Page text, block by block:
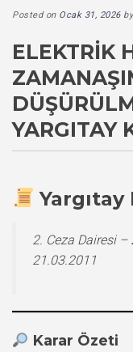
Posted on Ocak 31, 2026
ELEKTRIK
YARGITAY
2. Ceza Dairesi
21.03.2011
Karar Özeti